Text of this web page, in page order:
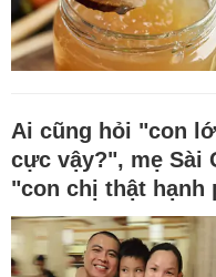
Ai cũng hỏi "con
cực vậy?", mẹ Sài
"con chị thật hạnh